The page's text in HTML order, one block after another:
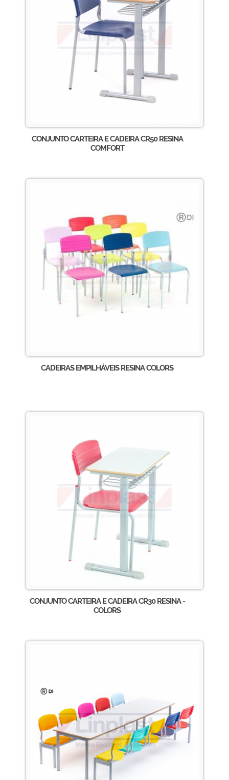
CONJUNTO CARTEIRA E CADEIRA CR50 RESINA
COMFORT
CADEIRAS EMPILHÁVEIS RESINA COLORS
CONJUNTO CARTEIRA E CADEIRA CR30 RESINA -
COLORS